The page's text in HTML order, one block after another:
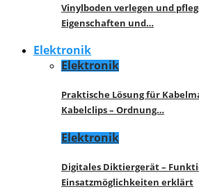
Vinylboden verlegen und
Eigenschaften und…
Elektronik
Elektronik
Praktische Lösung für
Kabelclips – Ordnung…
Elektronik
Digitales Diktiergerät –
Einsatzmöglichkeiten erklärt